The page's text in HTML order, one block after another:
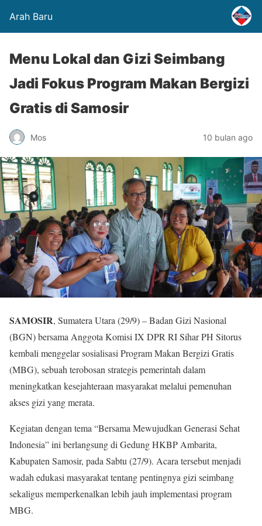
Arah Baru
Menu Lokal dan Gizi Seimbang
Jadi Fokus Program Makan Bergizi
Gratis di Samosir
Mos 10 bulan ago
SAMOSIR, Sumatera Utara (29/9) – Badan Gizi Nasional
(BGN) bersama Anggota Komisi IX DPR RI Sihar PH Sitorus
kembali menggelar sosialisasi Program Makan Bergizi Gratis
(MBG), sebuah terobosan strategis pemerintah dalam
meningkatkan kesejahteraan masyarakat melalui pemenuhan
akses gizi yang merata.
Kegiatan dengan tema “Bersama Mewujudkan Generasi Sehat
Indonesia” ini berlangsung di Gedung HKBP Ambarita,
Kabupaten Samosir, pada Sabtu (27/9). Acara tersebut menjadi
wadah edukasi masyarakat tentang pentingnya gizi seimbang
sekaligus memperkenalkan lebih jauh implementasi program
MBG.